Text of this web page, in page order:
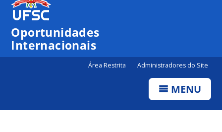
Oportunidades
Internacionais
Área Restrita Administradores do Site
MENU